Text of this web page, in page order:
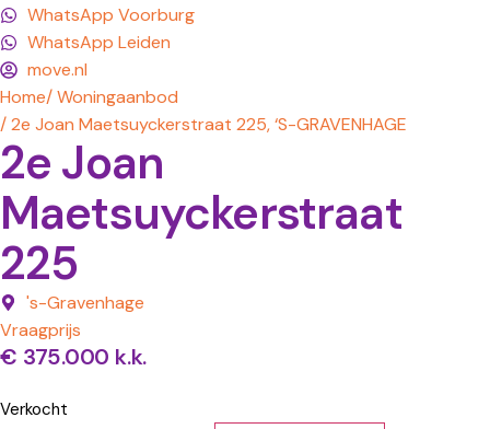
WhatsApp Voorburg
WhatsApp Leiden
move.nl
Home/ Woningaanbod
/ 2e Joan Maetsuyckerstraat 225, ‘S-GRAVENHAGE
2e Joan
Maetsuyckerstraat
225
's-Gravenhage
Vraagprijs
€ 375.000 k.k.
Verkocht